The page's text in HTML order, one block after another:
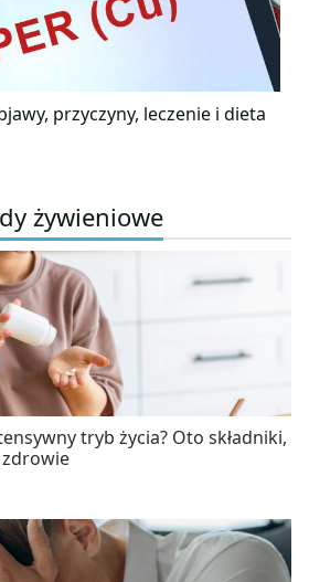
przyczyny, leczenie i dieta
żywieniowe
tryb życia? Oto składniki,